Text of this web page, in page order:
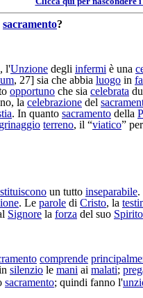
sacramento?
, l'Unzione degli infermi è una
, 27] sia che abbia luogo in
opportuno che sia celebrata
, la celebrazione del
. In quanto sacramento della
terreno, il “viatico”
un tutto inseparabile.
. Le parole di Cristo, la
Signore la forza del suo Spirito
comprende
silenzio le mani ai malati;
sacramento; quindi fanno l'